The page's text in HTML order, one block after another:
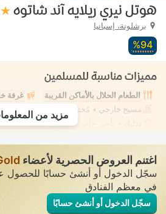
هوتل نيري ريلايه آند شاتوه
برشلونة، إسبانيا
94‏%
مميزات مناسبة للمسلمين
الطعام الحلال بالأماكن القريبة
غرفة
مسبح خارجي • مُختلط • ملابس السباحة
• تأجير خاص • معزول تمامًا
مزيد من
اغتنم العروض الحصرية لأعضاء
سجّل الدخول أو أنشئ حسابًا
في معظم الفنادق
سجّل الدخول أو أنشئ حسابًا